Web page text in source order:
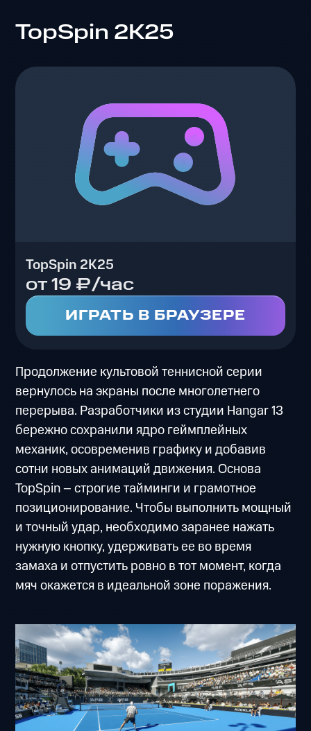
TopSpin 2K25
TopSpin 2K25
от 19 ₽/час
ИГРАТЬ В БРАУЗЕРЕ
Продолжение культовой теннисной серии
вернулось на экраны после многолетнего
перерыва. Разработчики из студии Hangar 13
бережно сохранили ядро геймплейных
механик, осовременив графику и добавив
сотни новых анимаций движения. Основа
TopSpin – строгие тайминги и грамотное
позиционирование. Чтобы выполнить мощный
и точный удар, необходимо заранее нажать
нужную кнопку, удерживать ее во время
замаха и отпустить ровно в тот момент, когда
мяч окажется в идеальной зоне поражения.